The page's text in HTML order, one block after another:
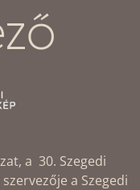
a 30. Szegedi
a Szegedi